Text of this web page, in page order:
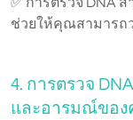
ช่วยให้คุณสามารถ
4. การตรวจ
และอารมณ์ขอ